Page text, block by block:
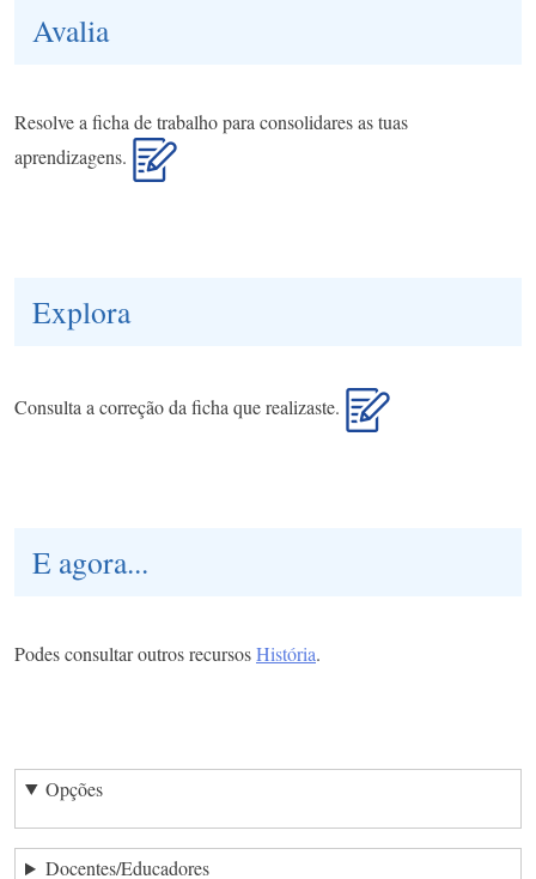
Avalia
Resolve a ficha de trabalho para consolidares as tuas
aprendizagens.
Explora
Consulta a correção da ficha que realizaste.
E agora...
Podes consultar outros recursosHistória.
Opções
Docentes/Educadores